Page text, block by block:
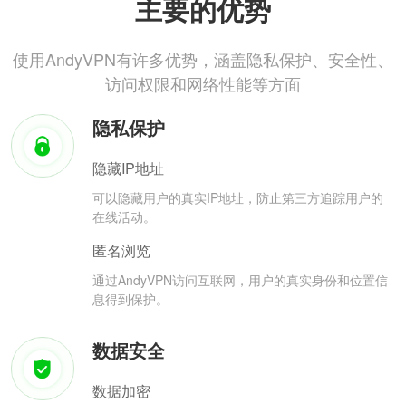
主要的优势
使用AndyVPN有许多优势，涵盖隐私保护、安全性、
访问权限和网络性能等方面
隐私保护
隐藏IP地址
可以隐藏用户的真实IP地址，防止第三方追踪用户的
在线活动。
匿名浏览
通过AndyVPN访问互联网，用户的真实身份和位置信
息得到保护。
数据安全
数据加密